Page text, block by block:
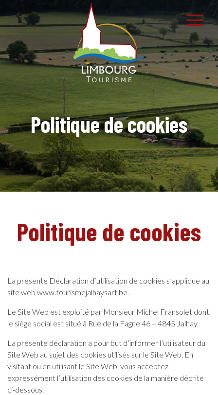
DE
Politique de cookies
Politique de cookies
La présente Déclaration d’utilisation de cookies s’applique au
site web www.tourismejalhaysart.be.
Le Site Web est exploité par Monsieur Michel Fransolet dont
le siège social est situé à Rue de la Fagne 46 – 4845 Jalhay.
La présente déclaration a pour but d’informer l’utilisateur du
Site Web au sujet des cookies utilisés sur le Site Web. En
visitant ou en utilisant le Site Web, vous acceptez
expressément l’utilisation des cookies de la manière décrite
ci-dessous.